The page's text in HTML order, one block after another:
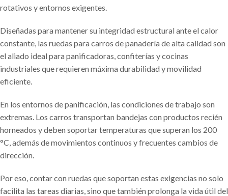
rotativos y entornos exigentes.
Diseñadas para mantener su integridad estructural ante el calor
constante, las ruedas para carros de panadería de alta calidad son
el aliado ideal para panificadoras, confiterías y cocinas
industriales que requieren máxima durabilidad y movilidad
eficiente.
En los entornos de panificación, las condiciones de trabajo son
extremas. Los carros transportan bandejas con productos recién
horneados y deben soportar temperaturas que superan los 200
°C, además de movimientos continuos y frecuentes cambios de
dirección.
Por eso, contar con ruedas que soportan estas exigencias no solo
facilita las tareas diarias, sino que también prolonga la vida útil del